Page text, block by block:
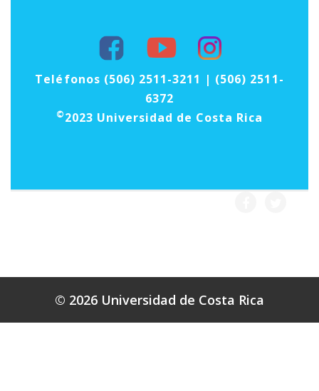
Teléfonos (506) 2511-3211 | (506) 2511-
6372
©2023 Universidad de Costa Rica
© 2026 Universidad de Costa Rica